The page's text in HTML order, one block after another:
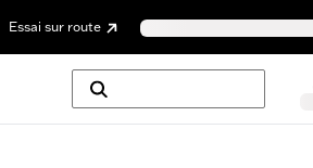
Essai sur route